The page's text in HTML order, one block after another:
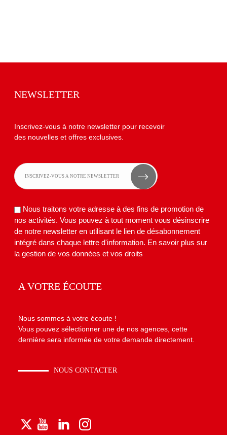
NEWSLETTER
Inscrivez-vous à notre newsletter pour recevoir
des nouvelles et offres exclusives.
Nous traitons votre adresse à des fins de promotion de
nos activités. Vous pouvez à tout moment vous désinscrire
de notre newsletter en utilisant le lien de désabonnement
intégré dans chaque lettre d'information. En savoir plus sur
la gestion de vos données et vos droits
A VOTRE ÉCOUTE
Nous sommes à votre écoute !
Vous pouvez sélectionner une de nos agences, cette
dernière sera informée de votre demande directement.
NOUS CONTACTER